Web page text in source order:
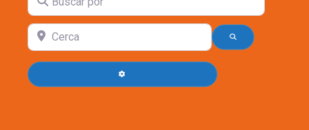
Cerca BÚSQUEDA